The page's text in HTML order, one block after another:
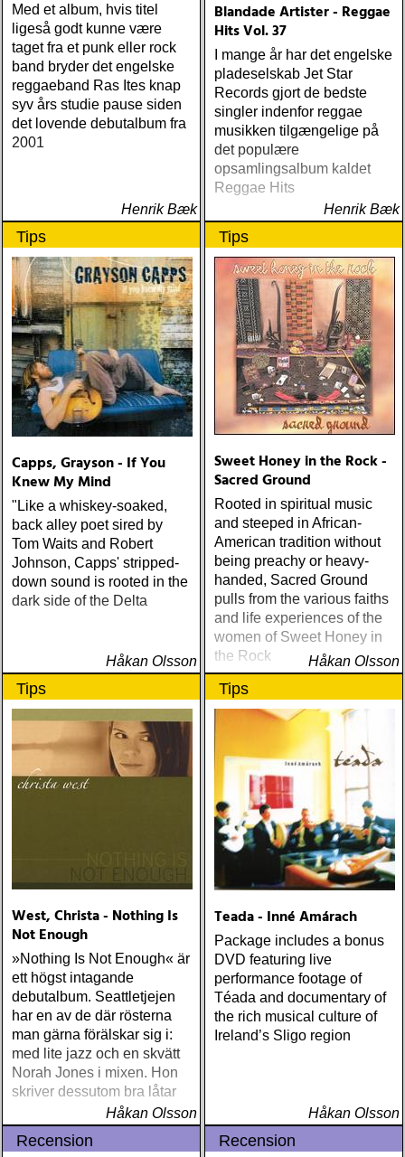
Med et album, hvis titel
ligeså godt kunne være
taget fra et punk eller rock
band bryder det engelske
reggaeband Ras Ites knap
syv års studie pause siden
det lovende debutalbum fra
2001
Henrik Bæk
Blandade Artister - Reggae
Hits Vol. 37
I mange år har det engelske
pladeselskab Jet Star
Records gjort de bedste
singler indenfor reggae
musikken tilgængelige på
det populære
opsamlingsalbum kaldet
Reggae Hits
Henrik Bæk
Tips
Capps, Grayson - If You
Knew My Mind
"Like a whiskey-soaked,
back alley poet sired by
Tom Waits and Robert
Johnson, Capps' stripped-
down sound is rooted in the
dark side of the Delta
Håkan Olsson
Tips
Sweet Honey in the Rock -
Sacred Ground
Rooted in spiritual music
and steeped in African-
American tradition without
being preachy or heavy-
handed, Sacred Ground
pulls from the various faiths
and life experiences of the
women of Sweet Honey in
the Rock
Håkan Olsson
Tips
West, Christa - Nothing Is
Not Enough
»Nothing Is Not Enough« är
ett högst intagande
debutalbum. Seattletjejen
har en av de där rösterna
man gärna förälskar sig i:
med lite jazz och en skvätt
Norah Jones i mixen. Hon
skriver dessutom bra låtar
Håkan Olsson
Tips
Teada - Inné Amárach
Package includes a bonus
DVD featuring live
performance footage of
Téada and documentary of
the rich musical culture of
Ireland’s Sligo region
Håkan Olsson
Recension Recension